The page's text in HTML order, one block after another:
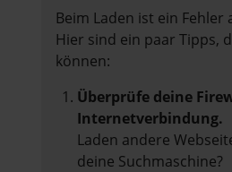
Beim Laden ist ein Fehler
Hier sind ein paar Tipps,
können:
Überprüfe deine
Internetverbindung.
Laden andere
deine Suchmaschine?